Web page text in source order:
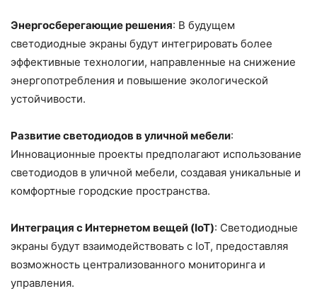
Энергосберегающие решения: В будущем
светодиодные экраны будут интегрировать более
эффективные технологии, направленные на снижение
энергопотребления и повышение экологической
устойчивости.
Развитие светодиодов в уличной мебели:
Инновационные проекты предполагают использование
светодиодов в уличной мебели, создавая уникальные и
комфортные городские пространства.
Интеграция с Интернетом вещей (IoT): Светодиодные
экраны будут взаимодействовать с IoT, предоставляя
возможность централизованного мониторинга и
управления.